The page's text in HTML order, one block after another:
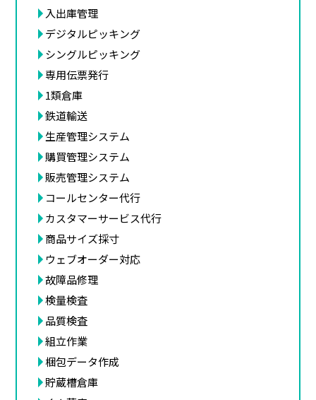
入出庫管理
デジタルピッキング
シングルピッキング
専用伝票発行
1類倉庫
鉄道輸送
生産管理システム
購買管理システム
販売管理システム
コールセンター代行
カスタマーサービス代行
商品サイズ採寸
ウェブオーダー対応
故障品修理
検量検査
品質検査
組立作業
梱包データ作成
貯蔵槽倉庫